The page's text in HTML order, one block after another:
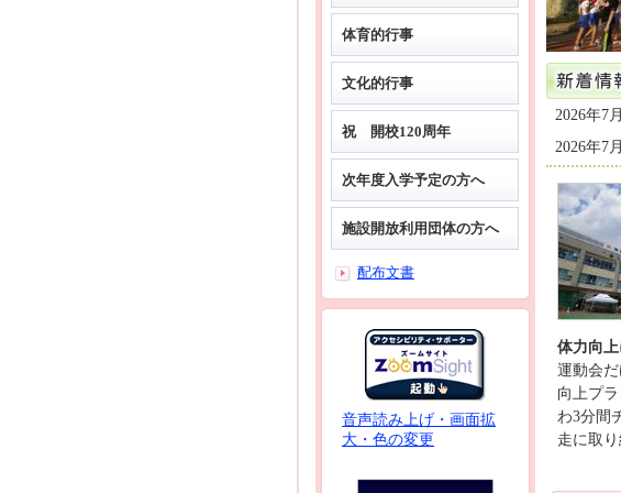
体育的行事
文化的行事
祝 開校120周年
次年度入学予定の方へ
施設開放利用団体の方へ
配布文書
音声読み上げ・画面拡
大・色の変更
2026年7
2026年7
体力向
運動会
向上プ
わ3分間
走に取り